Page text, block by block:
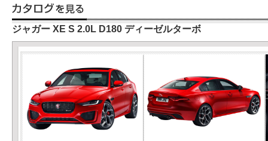
ジャガー XE S 2.0L D180 ディーゼルターボ